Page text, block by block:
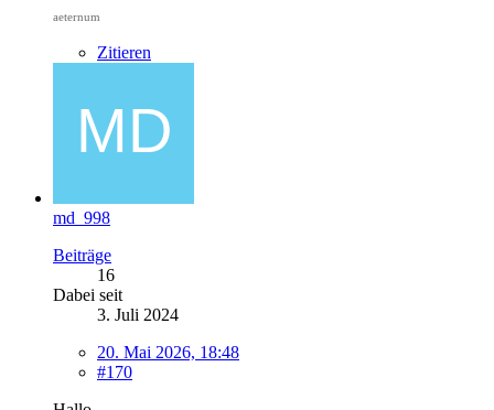
aeternum
Zitieren
md_998
Beiträge
16
Dabei seit
3. Juli 2024
20. Mai 2026, 18:48
#170